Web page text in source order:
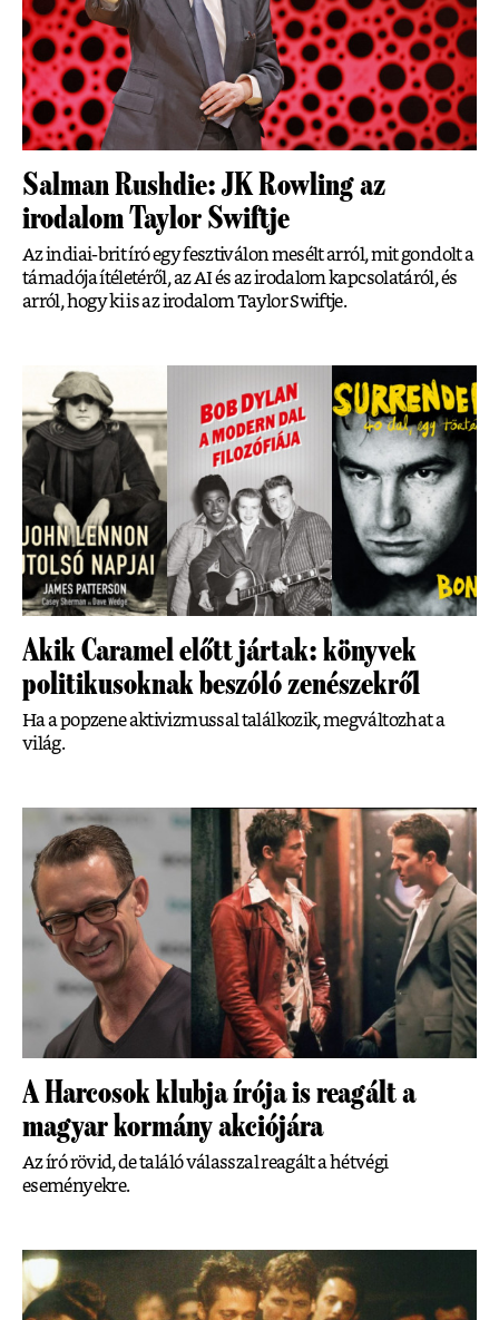
Salman Rushdie: JK Rowling az
irodalom Taylor Swiftje
Az indiai-brit író egy fesztiválon mesélt arról, mit gondolt a
támadója ítéletéről, az AI és az irodalom kapcsolatáról, és
arról, hogy ki is az irodalom Taylor Swiftje.
Akik Caramel előtt jártak: könyvek
politikusoknak beszóló zenészekről
Ha a popzene aktivizmussal találkozik, megváltozhat a
világ.
A Harcosok klubja írója is reagált a
magyar kormány akciójára
Az író rövid, de találó válasszal reagált a hétvégi
eseményekre.